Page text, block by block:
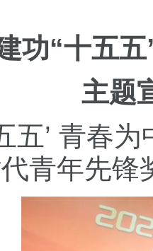
功“十五
主题
五’ 青春
青年先